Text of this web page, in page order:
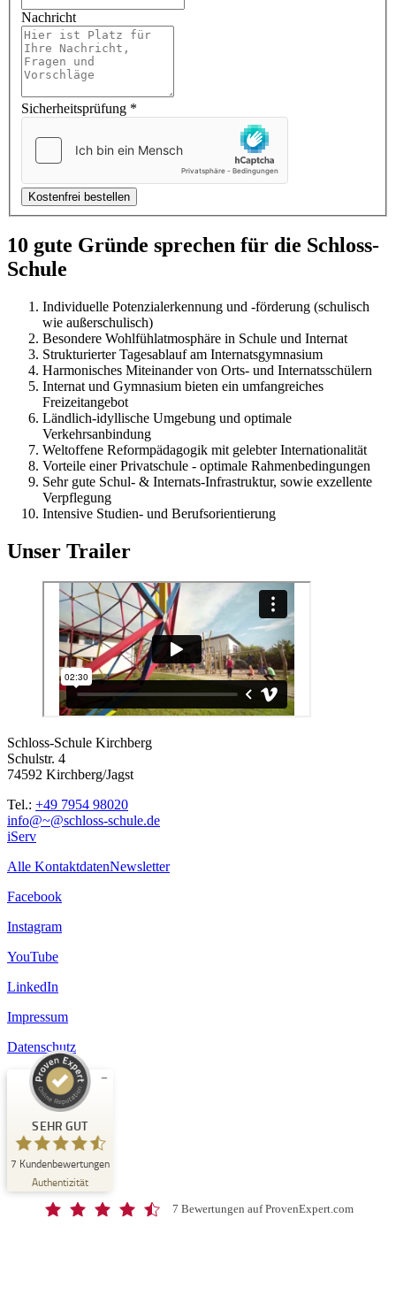
Nachricht
Sicherheitsprüfung *
10 gute Gründe sprechen für die Schloss-
Schule
Individuelle Potenzialerkennung und -förderung (schulisch
wie außerschulisch)
Besondere Wohlfühlatmosphäre in Schule und Internat
Strukturierter Tagesablauf am Internatsgymnasium
Harmonisches Miteinander von Orts- und Internatsschülern
Internat und Gymnasium bieten ein umfangreiches
Freizeitangebot
Ländlich-idyllische Umgebung und optimale
Verkehrsanbindung
Weltoffene Reformpädagogik mit gelebter Internationalität
Vorteile einer Privatschule - optimale Rahmenbedingungen
Sehr gute Schul- & Internats-Infrastruktur, sowie exzellente
Verpflegung
Intensive Studien- und Berufsorientierung
Unser Trailer
Schloss-Schule Kirchberg
Schulstr. 4
74592 Kirchberg/Jagst
Tel.: +49 7954 98020
info@~@schloss-schule.de
iServ
Alle KontaktdatenNewsletter
Facebook
Instagram
YouTube
LinkedIn
Impressum
Datenschutz
SEHR GUT
7 Kundenbewertungen
Authentizität
Kundenbewertungen und Erfahrungen zu
Schloss-Schule Kirchberg
ProvenExpert.com
SEHR GUT
4,67
/
5,00 7 Bewertungen auf ProvenExpert.com